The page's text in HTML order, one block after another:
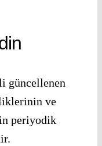
güncellenen
ve
periyodik